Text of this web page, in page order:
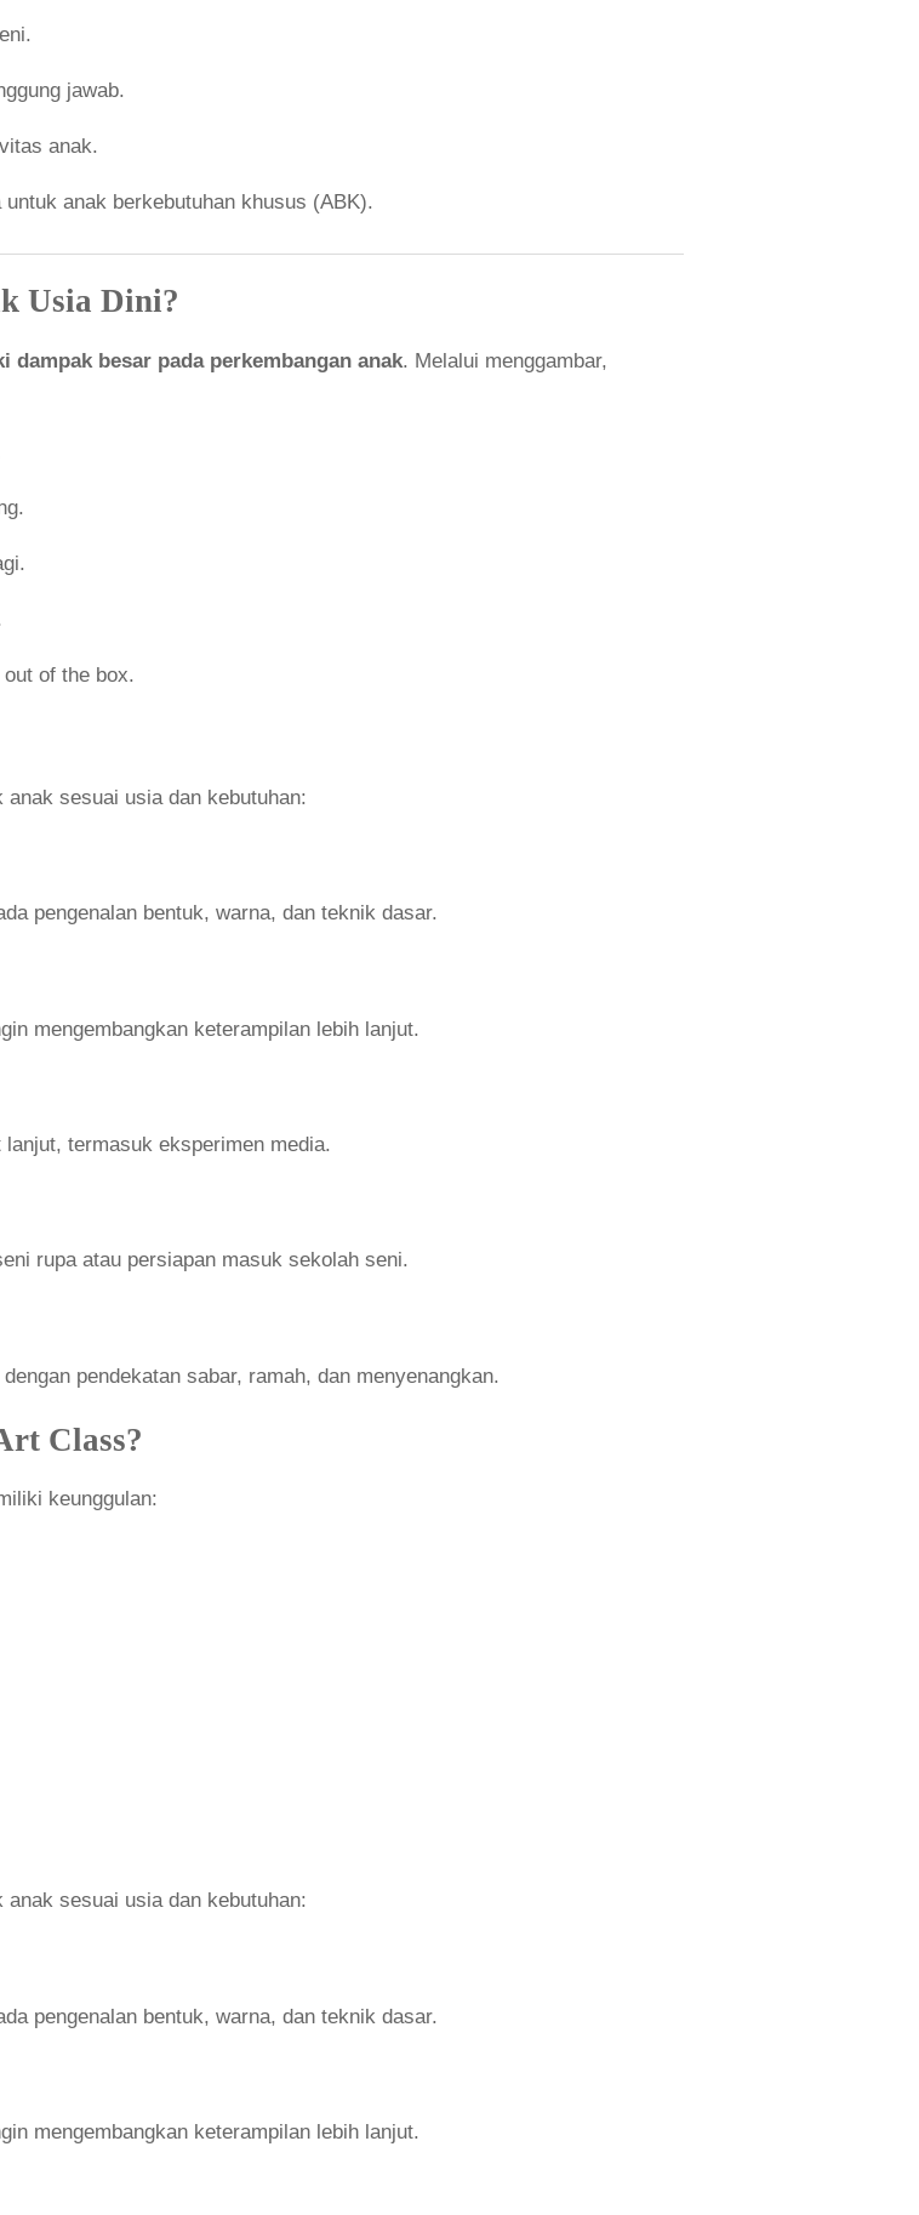
jawab.
anak.
anak berkebutuhan khusus (ABK).
Usia Dini?
dampak besar pada perkembangan anak. Melalui menggambar,
of the box.
sesuai usia dan kebutuhan:
pengenalan bentuk, warna, dan teknik dasar.
mengembangkan keterampilan lebih lanjut.
termasuk eksperimen media.
rupa atau persiapan masuk sekolah seni.
dengan pendekatan sabar, ramah, dan menyenangkan.
Class?
keunggulan:
sesuai usia dan kebutuhan:
pengenalan bentuk, warna, dan teknik dasar.
mengembangkan keterampilan lebih lanjut.